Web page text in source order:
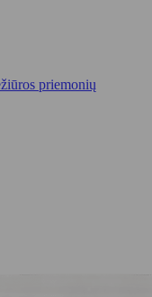
priemonių